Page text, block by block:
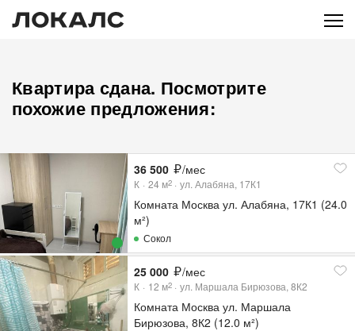
Квартира сдана. Посмотрите
похожие предложения:
36 500 /мес
К 24 м2 ул. Алабяна, 17К1
Комната Москва ул. Алабяна, 17К1 (24.0
м²)
Сокол
25 000 /мес
К 12 м2 ул. Маршала Бирюзова, 8К2
Комната Москва ул. Маршала
Бирюзова, 8К2 (12.0 м²)